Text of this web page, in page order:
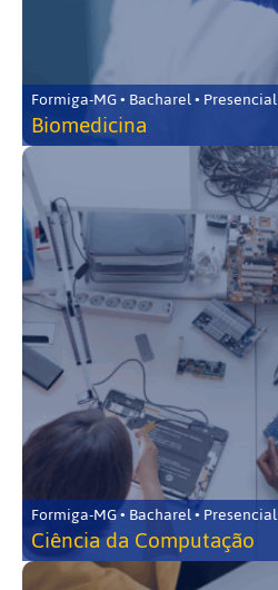
Formiga-MG • Bacharel • Presencial
Biomedicina
Formiga-MG • Bacharel • Presencial
Ciência da Computação